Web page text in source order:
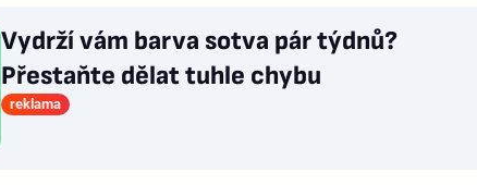
Vydrží vám barva sotva pár týdnů?
Přestaňte dělat tuhle chybu
reklama